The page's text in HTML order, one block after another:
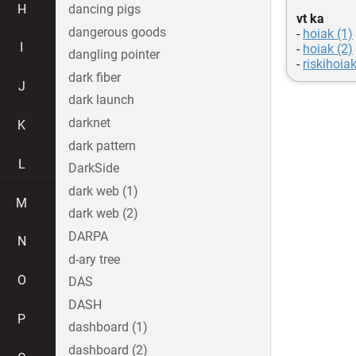
vt ka
- hoiak (1)
- hoiak (2)
- riskihoiak
H
J
K
L
M
N
O
P
dancing pigs
dangerous goods
dangling pointer
dark fiber
dark launch
darknet
dark pattern
DarkSide
dark web (1)
dark web (2)
DARPA
d-ary tree
DAS
DASH
dashboard (1)
dashboard (2)